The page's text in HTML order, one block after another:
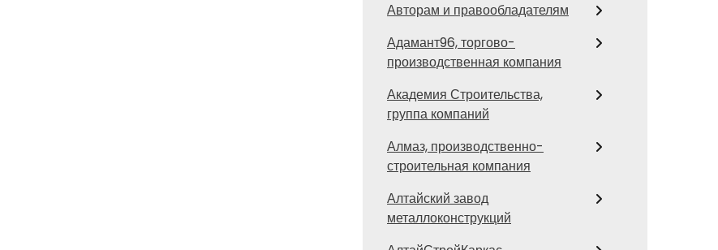
Авторам и правообладателям
Адамант96, торгово-
производственная компания
Академия Строительства,
группа компаний
Алмаз, производственно-
строительная компания
Алтайский завод
металлоконструкций